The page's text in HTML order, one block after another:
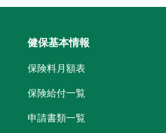
健保基本情報
保険料月額表
保険給付一覧
申請書類一覧